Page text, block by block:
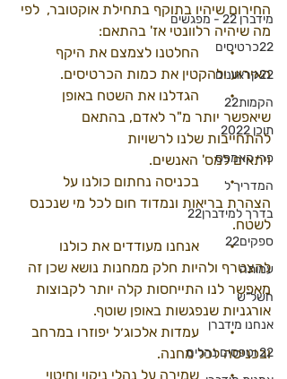
מידברן 22 - מפגשים
22כרטיסים
22קראוונים
הקמות22
תוכן 2022
פרי קאמפס
המדריך ל
בדרך למידברן22
ספקים22
עמותה
חשל"ש
אנחנו מידברן
22 וטפסים נהלים
החירום שיהיו בתוקף בתחילת אוקטובר,  לפי
מה שיהיה רלוונטי אז' בהתאם:
	•	החלטנו לצמצם את היקף
האירוע ולהקטין את כמות הכרטיסים.
	•	הגדלנו את השטח באופן
שיאפשר יותר מ"ר לאדם, בהתאם
להתחייבות שלנו לרשויות
ויתאים למס' האנשים.
	•	בכניסה נחתום כולנו על
הצהרת בריאות ונמדוד חום לכל מי שנכנס
לשטח.
	•	אנחנו מעודדים את כולנו
להצטרף ולהיות חלק ממחנות נושא שכן זה
מאפשר לנו התייחסות קלה יותר לקבוצות
אורגניות שנפגשות באופן שוטף.
	•	עמדות אלכוג׳ל יפוזרו במרחב
ובכניסה לכל מחנה.
	•	שמירה על נהלי ניקוי וחיטוי